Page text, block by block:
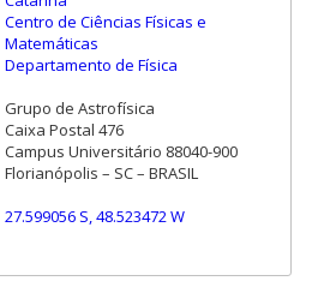
Centro de Ciências Físicas e
Matemáticas
Departamento de Física
Grupo de Astrofísica
Caixa Postal 476
Campus Universitário 88040-900
Florianópolis – SC – BRASIL
27.599056 S, 48.523472 W